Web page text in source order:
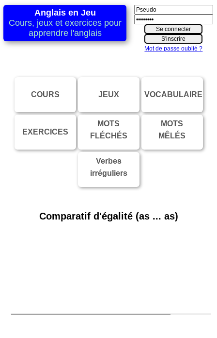
Anglais en Jeu
Cours, jeux et exercices pour
apprendre l'anglais
Mot de passe oublié ?
COURS JEUX VOCABULAIRE
EXERCICES
MOTS
FLÉCHÉS
MOTS
MÊLÉS
Verbes
irréguliers
Comparatif d'égalité (as ... as)